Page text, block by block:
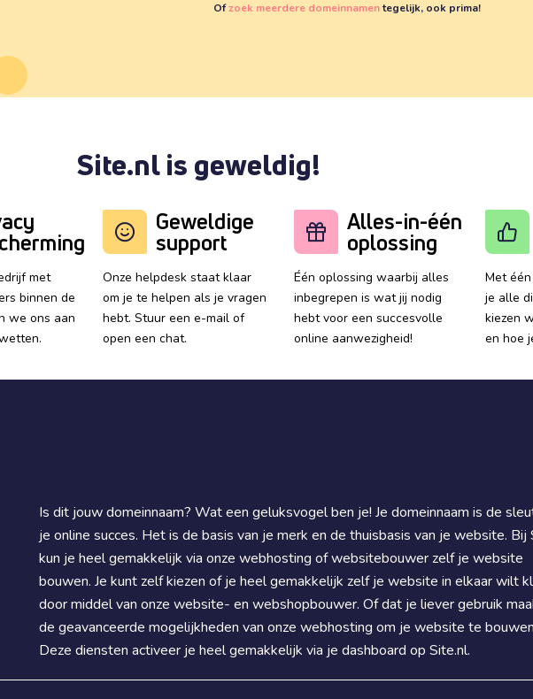
Ofzoek meerdere domeinnamentegelijk, ook prima!
Site.nl is geweldig!
met
binnen de
we ons aan
Geweldige
support
Onze helpdesk staat klaar
om je te helpen als je vragen
hebt. Stuur een e-mail of
open een chat.
Alles-in-één
oplossing
Één oplossing waarbij alles
inbegrepen is wat jij nodig
hebt voor een succesvolle
online aanwezigheid!
Met
je alle
kiezen
en hoe
Is dit jouw domeinnaam? Wat een geluksvogel ben je! Je domeinnaam is de
je online succes. Het is de basis van je merk en de thuisbasis van je website. Bij
kun je heel gemakkelijk via onze webhosting of websitebouwer zelf je website
bouwen. Je kunt zelf kiezen of je heel gemakkelijk zelf je website in elkaar wilt
door middel van onze website- en webshopbouwer. Of dat je liever gebruik
de geavanceerde mogelijkheden van onze webhosting om je website te
Deze diensten activeer je heel gemakkelijk via je dashboard op Site.nl.